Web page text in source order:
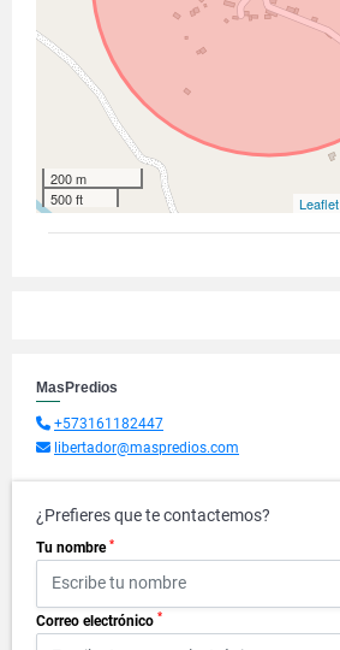
200 m
500 ft
Leaflet
MasPredios
+573161182447
libertador@maspredios.com
¿Prefieres que te contactemos?
Tu nombre *
Correo electrónico *